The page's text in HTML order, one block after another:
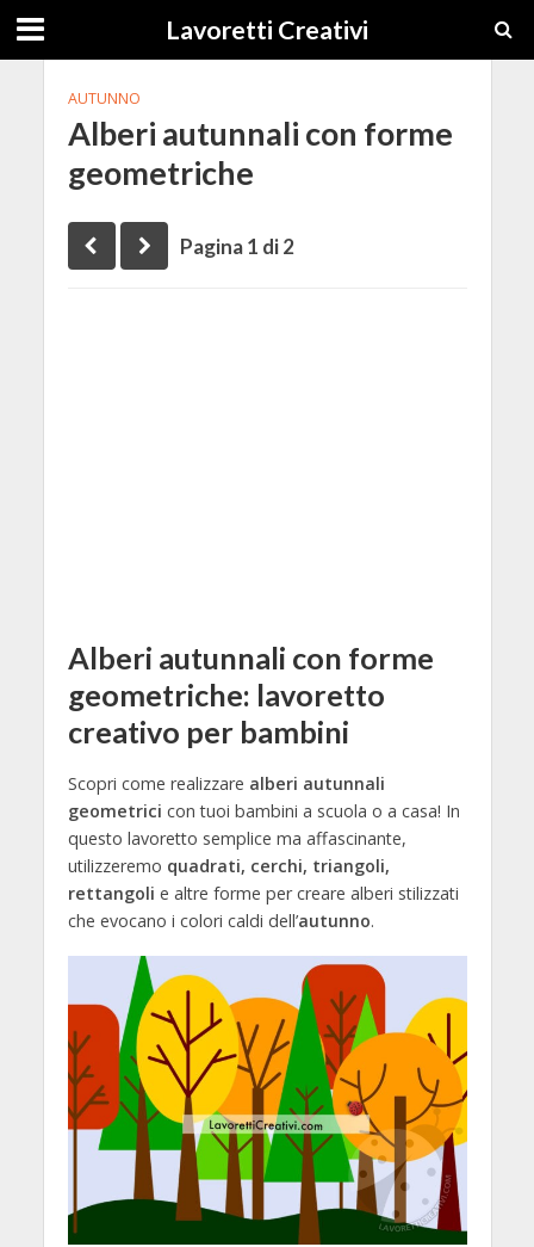
Lavoretti Creativi
AUTUNNO
Alberi autunnali con forme
geometriche
Pagina 1 di 2
Alberi autunnali con forme
geometriche: lavoretto
creativo per bambini
Scopri come realizzare alberi autunnali
geometrici con tuoi bambini a scuola o a casa! In
questo lavoretto semplice ma affascinante,
utilizzeremo quadrati, cerchi, triangoli,
rettangoli e altre forme per creare alberi stilizzati
che evocano i colori caldi dell’autunno.